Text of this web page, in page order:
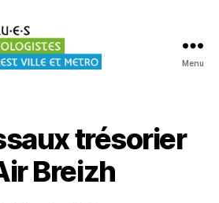
Menu
trésorier
Breizh